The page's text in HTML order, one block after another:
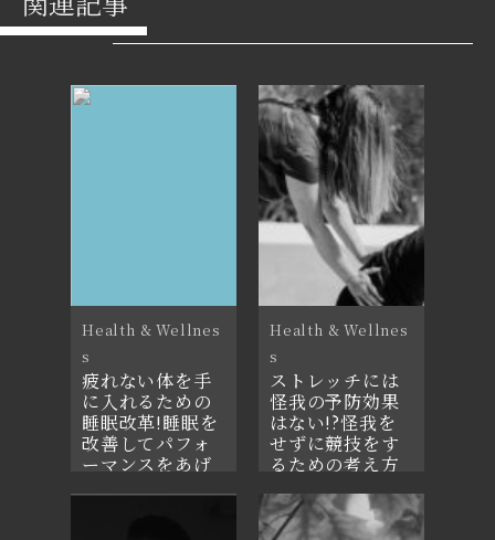
Health & Wellnes
s
疲れない体を手
に入れるための
睡眠改革!睡眠を
改善してパフォ
ーマンスをあげ
Health & Wellnes
s
ストレッチには
怪我の予防効果
はない!?怪我を
せずに競技をす
るための考え方
2021年10月3日